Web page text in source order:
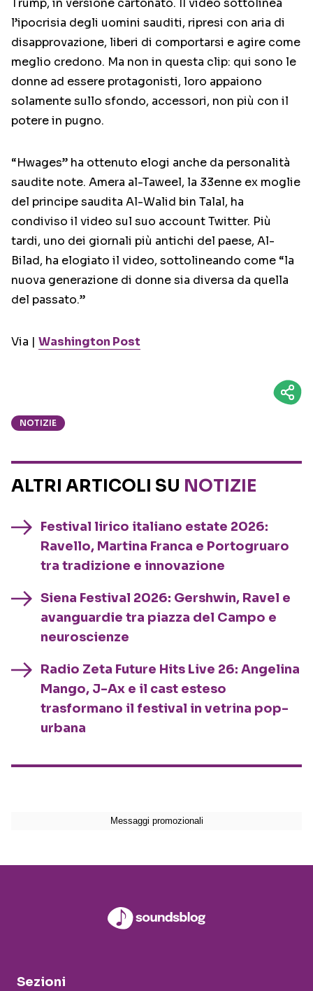
Trump, in versione cartonato. Il video sottolinea
l’ipocrisia degli uomini sauditi, ripresi con aria di
disapprovazione, liberi di comportarsi e agire come
meglio credono. Ma non in questa clip: qui sono le
donne ad essere protagonisti, loro appaiono
solamente sullo sfondo, accessori, non più con il
potere in pugno.
“Hwages” ha ottenuto elogi anche da personalità
saudite note. Amera al-Taweel, la 33enne ex moglie
del principe saudita Al-Walid bin Talal, ha
condiviso il video sul suo account Twitter. Più
tardi, uno dei giornali più antichi del paese, Al-
Bilad, ha elogiato il video, sottolineando come “la
nuova generazione di donne sia diversa da quella
del passato.”
Via | Washington Post
NOTIZIE
ALTRI ARTICOLI SU NOTIZIE
Festival lirico italiano estate 2026:
Ravello, Martina Franca e Portogruaro
tra tradizione e innovazione
Siena Festival 2026: Gershwin, Ravel e
avanguardie tra piazza del Campo e
neuroscienze
Radio Zeta Future Hits Live 26: Angelina
Mango, J-Ax e il cast esteso
trasformano il festival in vetrina pop-
urbana
Sezioni